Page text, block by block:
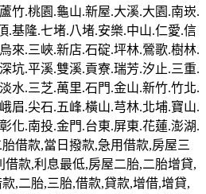
竹.桃園.龜山.新屋.大溪.大園.南崁.
.基隆.七堵.八堵.安樂.中山.仁愛.信
來.三峽.新店.石碇.坪林.鶯歌.樹林.
坑.平溪.雙溪.貢寮.瑞芳.汐止.三重.
水.三芝.萬里.石門.金山.新竹.竹北.
眉.尖石.五峰.橫山.芎林.北埔.寶山.
化.南投.金門.台東.屏東.花蓮.澎湖.
借款,當日撥款,急用借款,房屋三
借款,利息最低,房屋二胎,二胎增貸,
,二胎,三胎,借款,貸款,增借,增貸,